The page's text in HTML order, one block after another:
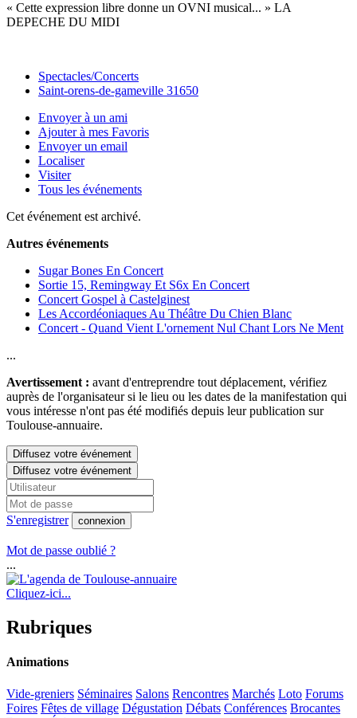
« Cette expression libre donne un OVNI musical... » LA
DEPECHE DU MIDI
Spectacles/Concerts
Saint-orens-de-gameville 31650
Envoyer à un ami
Ajouter à mes Favoris
Envoyer un email
Localiser
Visiter
Tous les événements
Cet événement est archivé.
Autres événements
Sugar Bones En Concert
Sortie 15, Remingway Et S6x En Concert
Concert Gospel à Castelginest
Les Accordéoniaques Au Théâtre Du Chien Blanc
Concert - Quand Vient L'ornement Nul Chant Lors Ne Ment
...
Avertissement : avant d'entreprendre tout déplacement, vérifiez
auprès de l'organisateur si le lieu ou les dates de la manifestation qui
vous intéresse n'ont pas été modifiés depuis leur publication sur
Toulouse-annuaire.
Diffusez votre événement
Diffusez votre événement
S'enregistrer connexion
Mot de passe oublié ?
...
Cliquez-ici...
Rubriques
Animations
Vide-greniers Séminaires Salons Rencontres Marchés Loto Forums
Foires Fêtes de village Dégustation Débats Conférences Brocantes